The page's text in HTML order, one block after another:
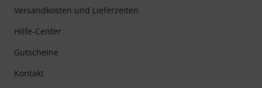
Versandkosten und Lieferzeiten
Hilfe-Center
Gutscheine
Kontakt